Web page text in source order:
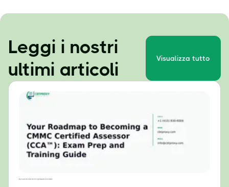
Leggi i nostri
ultimi articoli
Visualizza tutto